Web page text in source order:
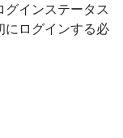
インステータス
にログインする必